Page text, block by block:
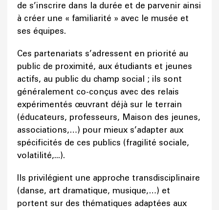
de s’inscrire dans la durée et de parvenir ainsi
à créer une « familiarité » avec le musée et
ses équipes.
Ces partenariats s’adressent en priorité au
public de proximité, aux étudiants et jeunes
actifs, au public du champ social ; ils sont
généralement co-conçus avec des relais
expérimentés œuvrant déjà sur le terrain
(éducateurs, professeurs, Maison des jeunes,
associations,…) pour mieux s’adapter aux
spécificités de ces publics (fragilité sociale,
volatilité,...).
Ils privilégient une approche transdisciplinaire
(danse, art dramatique, musique,…) et
portent sur des thématiques adaptées aux